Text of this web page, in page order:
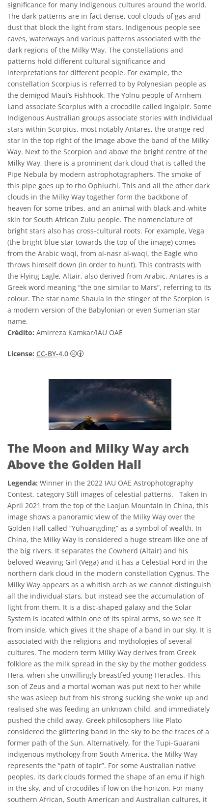
significance for many Indigenous cultures around the world.
The dark patterns are in fact dense, cool clouds of gas and
dust that block the light from stars. Indigenous people see
caves, waterways and various patterns associated with the
dark regions of the Milky Way. The constellations and
patterns hold different cultural significance and
interpretations for different people. For example, the
constellation Scorpius is referred to by Polynesian people as
the demigod Maui’s Fishhook. The Yolnu people of Arnhem
Land associate Scorpius with a crocodile called Ingalpir. Some
Indigenous Australian groups associate stories with individual
stars within Scorpius, most notably Antares, the orange-red
star in the top right of the image above the band of the Milky
Way. Next to the Scorpion and above the bright centre of the
Milky Way, there is a prominent dark cloud that is called the
Pipe Nebula by modern astrophotographers. The smoke of
this pipe goes up to rho Ophiuchi. This and all the other dark
clouds in the Milky Way together form the backbone of
heaven for some tribes, and an animal with black-and-white
skin for South African Zulu people. The nomenclature of
bright stars also has cross-cultural roots. For example, Vega
(the bright blue star towards the top of the image) comes
from the Arabic waqi, from al-nasr al-waqi, the Eagle who
throws himself down (in order to hunt). This contrasts with
the Flying Eagle, Altair, also derived from Arabic. Antares is a
Greek word meaning “the one similar to Mars”, referring to its
colour. The star name Shaula in the stinger of the Scorpion is
a modern version of the Babylonian or even Sumerian star
name.
Crédito: Amirreza Kamkar/IAU OAE
License: CC-BY-4.0 Creative Commons Attribution 4.0
The Moon and Milky Way arch
Above the Golden Hall
Legenda: Winner in the 2022 IAU OAE Astrophotography
Contest, category Still images of celestial patterns. Taken in
April 2021 from the top of the Laojun Mountain in China, this
image shows a panoramic view of the Milky Way over the
Golden Hall called “Yuhuangding” as a symbol of wealth. In
China, the Milky Way is considered a huge stream like one of
the big rivers. It separates the Cowherd (Altair) and his
beloved Weaving Girl (Vega) and it has a Celestial Ford in the
northern dark cloud in the modern constellation Cygnus. The
Milky Way appears as a whitish arch as we cannot distinguish
all the individual stars, but instead see the accumulation of
light from them. It is a disc-shaped galaxy and the Solar
System is located within one of its spiral arms, so we see it
from inside, which gives it the shape of a band in our sky. It is
associated with the religions and mythologies of several
cultures. The modern term Milky Way derives from Greek
folklore as the milk spread in the sky by the mother goddess
Hera, when she unwillingly breastfed young Heracles. This
son of Zeus and a mortal woman was put next to her while
she was asleep but from his strong sucking she woke up and
realised she was feeding an unknown child, and immediately
pushed the child away. Greek philosophers like Plato
considered the glittering band in the sky to be the traces of a
former path of the Sun. Alternatively, for the Tupi-Guarani
indigenous mythology from South America, the Milky Way
represents the “path of tapir”. For some Australian native
peoples, its dark clouds formed the shape of an emu if high
in the sky, and of crocodiles if low on the horizon. For many
southern African, South American and Australian cultures, it